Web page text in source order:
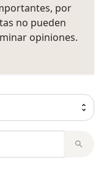
por
no pueden
opiniones.